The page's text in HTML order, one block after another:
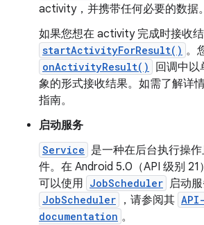
activity，并携带任何必要的数据。
如果您想在 activity 完成时接收
startActivityForResult() 。
onActivityResult() 回调中以
象的形式接收结果。如需了解详
指南。
启动服务
Service 是一种在后台执行操
件。在 Android 5.0（API 级别
可以使用 JobScheduler 启动
JobScheduler ，请参阅其
documentation 。